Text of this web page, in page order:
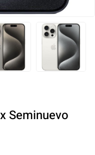
Seminuevo